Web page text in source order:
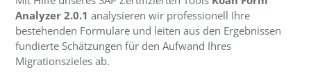
Analyzer 2.0.1 analysieren wir professionell Ihre
bestehenden Formulare und leiten aus den Ergebnissen
fundierte Schätzungen für den Aufwand Ihres
Migrationszieles ab.